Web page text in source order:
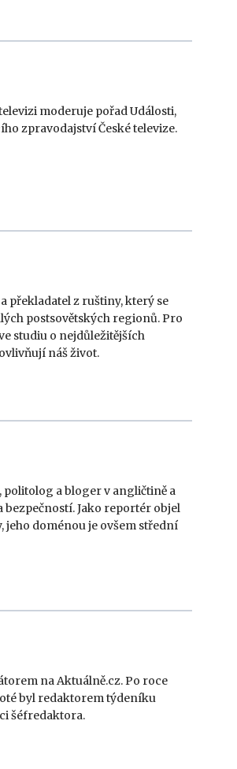
moderuje pořad Události,
zpravodajství České televize.
překladatel z ruštiny, který se
postsovětských regionů. Pro
studiu o nejdůležitějších
náš život.
a bloger v angličtině a
bezpečností. Jako reportér objel
jeho doménou je ovšem střední
na Aktuálně.cz. Po roce
byl redaktorem týdeníku
šéfredaktora.